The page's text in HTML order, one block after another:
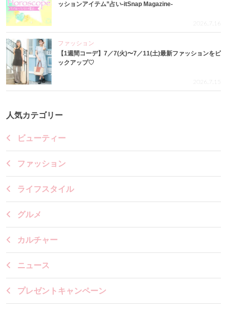
ッションアイテム”占い-itSnap Magazine-
2026.7.16
ファッション
【1週間コーデ】7／7(火)〜7／11(土)最新ファッションをピ
ックアップ♡
2026.7.15
人気カテゴリー
ビューティー
ファッション
ライフスタイル
グルメ
カルチャー
ニュース
プレゼントキャンペーン